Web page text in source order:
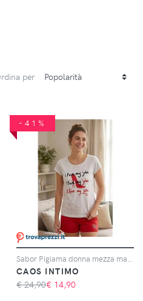
per
-41%
CAOS INTIMO
€ 24,90€ 14,90